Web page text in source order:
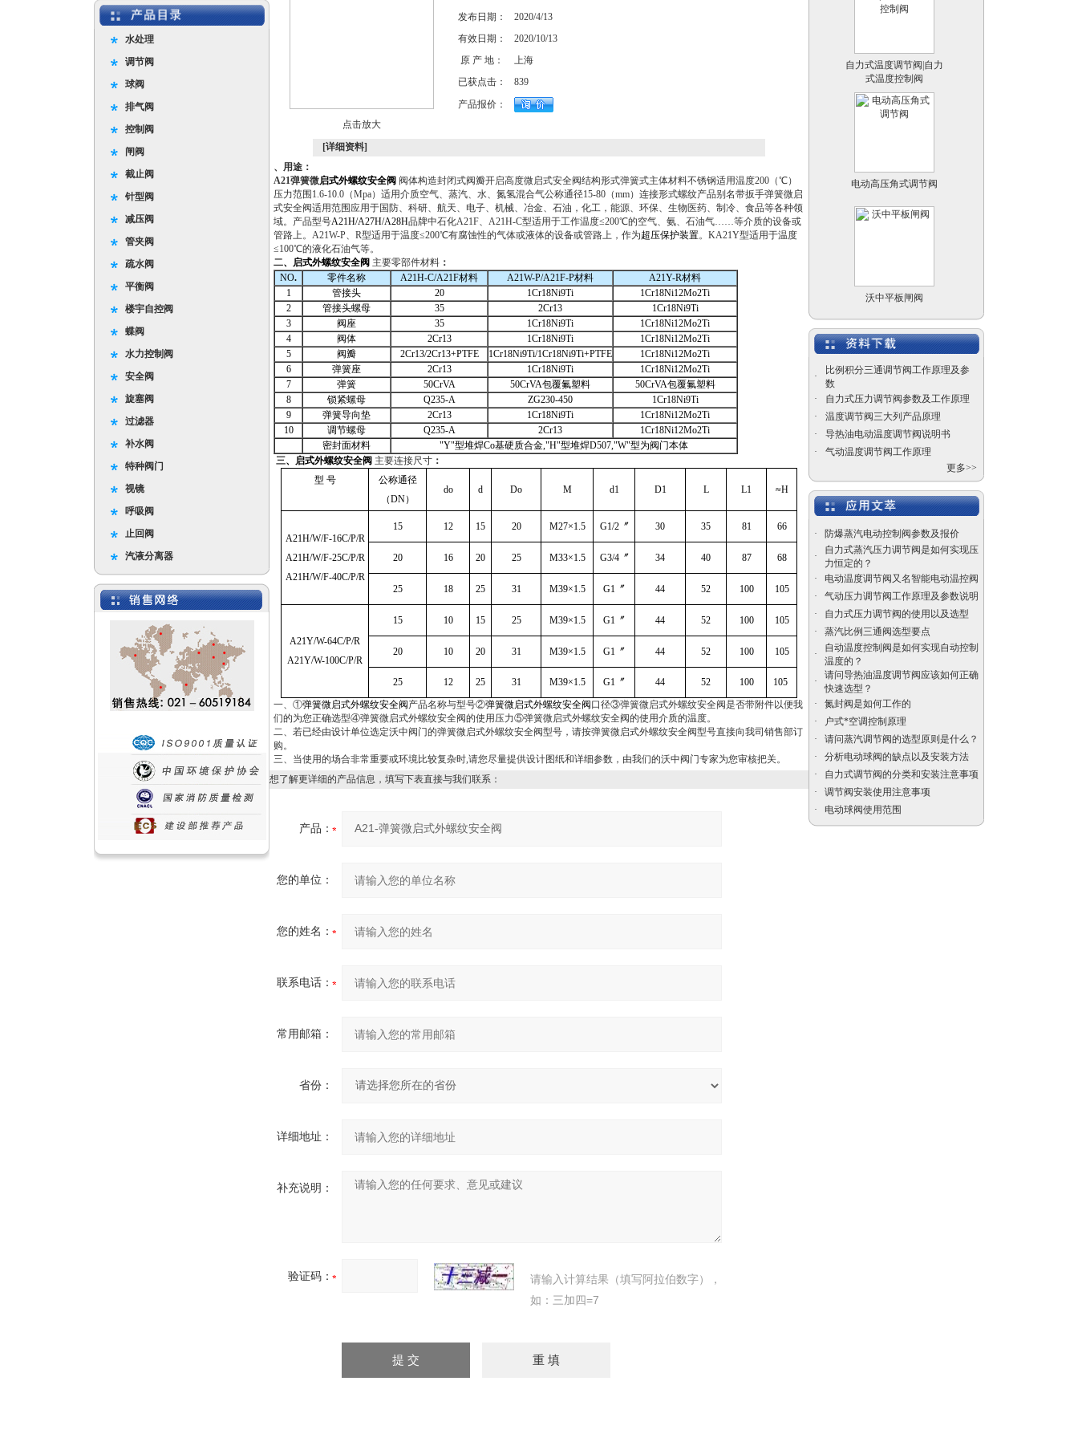
水处理
调节阀
球阀
排气阀
控制阀
闸阀
截止阀
针型阀
减压阀
管夹阀
疏水阀
平衡阀
楼宇自控阀
蝶阀
水力控制阀
安全阀
旋塞阀
过滤器
补水阀
特种阀门
视镜
呼吸阀
止回阀
汽液分离器
点击放大
发布日期：
2020/4/13
有效日期：
2020/10/13
原 产 地：
上海
已获点击：
839
产品报价：
[详细资料]
、用途：
A21弹簧微启式外螺纹安全阀 阀体构造封闭式阀瓣开启高度微启式安全阀结构形式弹簧式主体材料不锈钢适用温度200（℃）
压力范围1.6-10.0（Mpa）适用介质空气、蒸汽、水、氮氢混合气公称通径15-80（mm）连接形式螺纹产品别名带扳手弹簧微启
式安全阀适用范围应用于国防、科研、航天、电子、机械、冶金、石油，化工，能源、环保、生物医药、制冷、食品等各种领
域。产品型号A21H/A27H/A28H品牌中石化A21F、A21H-C型适用于工作温度≤200℃的空气、氨、石油气……等介质的设备或
管路上。A21W-P、R型适用于温度≤200℃有腐蚀性的气体或液体的设备或管路上，作为超压保护装置。KA21Y型适用于温度
≤100℃的液化石油气等。
二、启式外螺纹安全阀 主要零部件材料 ：
NO. 零件名称 A21H-C/A21F材料 A21W-P/A21F-P材料
A21Y-R材料
1
管接头 20 1Cr18Ni9Ti
1Cr18Ni12Mo2Ti
2
管接头螺母 35 2Cr13
1Cr18Ni9Ti
3
阀座 35 1Cr18Ni9Ti
1Cr18Ni12Mo2Ti
4
阀体 2Cr13 1Cr18Ni9Ti
1Cr18Ni12Mo2Ti
5
阀瓣 2Cr13/2Cr13+PTFE 1Cr18Ni9Ti/1Cr18Ni9Ti+PTFE
1Cr18Ni12Mo2Ti
6
弹簧座 2Cr13 1Cr18Ni9Ti
1Cr18Ni12Mo2Ti
7
弹簧 50CrVA 50CrVA包覆氟塑料
50CrVA包覆氟塑料
8
锁紧螺母 Q235-A ZG230-450
1Cr18Ni9Ti
9
弹簧导向垫 2Cr13 1Cr18Ni9Ti
1Cr18Ni12Mo2Ti
10
调节螺母 Q235-A 2Cr13
1Cr18Ni12Mo2Ti
密封面材料
"Y"型堆焊Co基硬质合金,"H"型堆焊D507,"W"型为阀门本体
三、启式外螺纹安全阀 主要连接尺寸 ：
型 号
公称通径
（DN）
do d Do M d1 D1 L L1 ≈H
A21H/W/F-16C/P/R
A21H/W/F-25C/P/R
A21H/W/F-40C/P/R
15 12 15 20 M27×1.5 G1/2〞 30 35 81 66
20 16 20 25 M33×1.5 G3/4〞 34 40 87 68
25 18 25 31 M39×1.5 G1 〞 44 52 100 105
A21Y/W-64C/P/R
A21Y/W-100C/P/R
15 10 15 25 M39×1.5 G1 〞 44 52 100 105
20 10 20 31 M39×1.5 G1 〞 44 52 100 105
25 12 25 31 M39×1.5 G1 〞 44 52 100
105
一、①弹簧微启式外螺纹安全阀产品名称与型号②弹簧微启式外螺纹安全阀口径③弹簧微启式外螺纹安全阀是否带附件以便我
们的为您正确选型④弹簧微启式外螺纹安全阀的使用压力⑤弹簧微启式外螺纹安全阀的使用介质的温度。
二、若已经由设计单位选定沃中阀门的弹簧微启式外螺纹安全阀型号，请按弹簧微启式外螺纹安全阀型号直接向我司销售部订
购。
三、当使用的场合非常重要或环境比较复杂时,请您尽量提供设计图纸和详细参数，由我们的沃中阀门专家为您审核把关。
想了解更详细的产品信息，填写下表直接与我们联系：
产品：
您的单位：
您的姓名：
联系电话：
常用邮箱：
省份：
详细地址：
补充说明：
验证码：
请输入计算结果（填写阿拉伯数字），
如：三加四=7
式温度控制阀
自力式电控温度调节阀
价格
气动陶瓷干灰闸阀
自力式压力调节阀，蒸
汽压力调节阀厂家
美标闸阀
·
比例积分三通调节阀工作原理及参
数
·
自力式压力调节阀参数及工作原理
·
温度调节阀三大列产品原理
·
导热油电动温度调节阀说明书
·
气动温度调节阀工作原理
更多>>
·
防爆蒸汽电动控制阀参数及报价
·
自力式蒸汽压力调节阀是如何实现压
力恒定的？
·
电动温度调节阀又名智能电动温控阀
·
气动压力调节阀工作原理及参数说明
·
自力式压力调节阀的使用以及选型
·
蒸汽比例三通阀选型要点
·
自动温度控制阀是如何实现自动控制
温度的？
·
请问导热油温度调节阀应该如何正确
快速选型？
·
氮封阀是如何工作的
·
户式*空调控制原理
·
请问蒸汽调节阀的选型原则是什么？
·
分析电动球阀的缺点以及安装方法
·
自力式调节阀的分类和安装注意事项
·
调节阀安装使用注意事项
·
电动球阀使用范围